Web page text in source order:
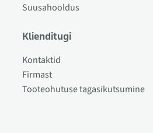
Suusahooldus
Klienditugi
Kontaktid
Firmast
Tooteohutuse tagasikutsumine